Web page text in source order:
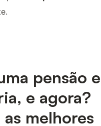
pensão
e agora?
as melhores